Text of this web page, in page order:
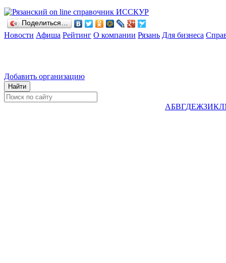
Поделиться…
Новости Афиша Рейтинг О компании Рязань Для бизнеса
Добавить организацию
АБВГДЕЖЗИКЛ